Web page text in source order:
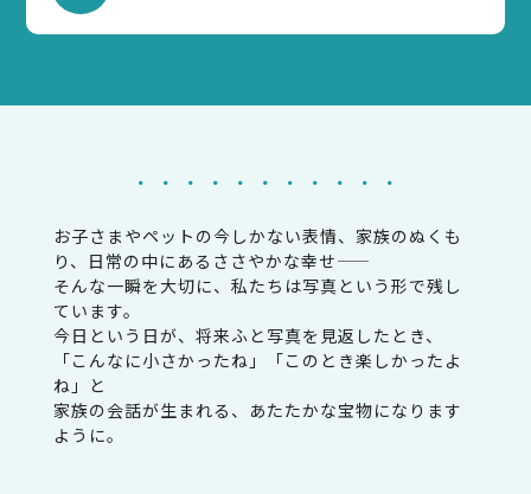
・・・・・・・・・・・
お子さまやペットの今しかない表情、家族のぬくも
り、日常の中にあるささやかな幸せ――
そんな一瞬を大切に、私たちは写真という形で残し
ています。
今日という日が、将来ふと写真を見返したとき、
「こんなに小さかったね」「このとき楽しかったよ
ね」と
家族の会話が生まれる、あたたかな宝物になります
ように。